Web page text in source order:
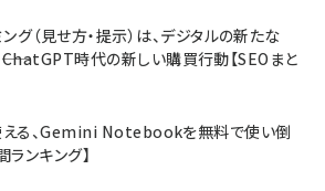
グ（見せ方・提示）は、デジタルの新たな
――ChatGPT時代の新しい購買行動【SEOまと
える、Gemini Notebookを無料で使い倒
ンキング】